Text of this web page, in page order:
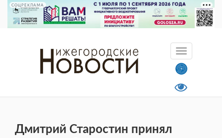
СОЦРЕКЛАМА
Дмитрий Старостин принял